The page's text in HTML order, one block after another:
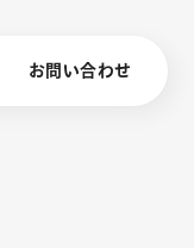
お問い合わせ